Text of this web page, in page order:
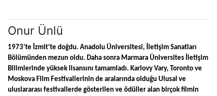
Onur Ünlü
1973’te İzmit’te doğdu. Anadolu Üniversitesi, İletişim Sanatları
Bölümünden mezun oldu. Daha sonra Marmara Üniversites İletişim
Bilimlerinde yüksek lisansını tamamladı. Karlovy Vary, Toronto ve
Moskova Film Festivallerinin de aralarında olduğu Ulusal ve
uluslararası festivallerde gösterilen ve ödüller alan birçok filmin